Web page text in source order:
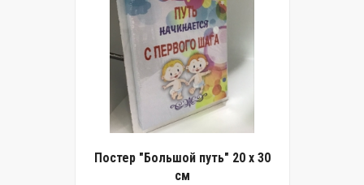
Постер "Большой путь" 20 x 30
см